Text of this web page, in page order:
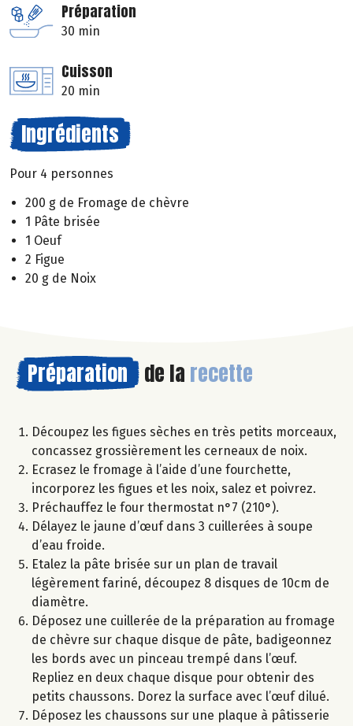
Préparation
30 min
Cuisson
20 min
Ingrédients
Pour 4 personnes
200 g de Fromage de chèvre
1 Pâte brisée
1 Oeuf
2 Figue
20 g de Noix
Préparation de la recette
Découpez les figues sèches en très petits morceaux,
concassez grossièrement les cerneaux de noix.
Ecrasez le fromage à l’aide d’une fourchette,
incorporez les figues et les noix, salez et poivrez.
Préchauffez le four thermostat n°7 (210°).
Délayez le jaune d’œuf dans 3 cuillerées à soupe
d’eau froide.
Etalez la pâte brisée sur un plan de travail
légèrement fariné, découpez 8 disques de 10cm de
diamètre.
Déposez une cuillerée de la préparation au fromage
de chèvre sur chaque disque de pâte, badigeonnez
les bords avec un pinceau trempé dans l’œuf.
Repliez en deux chaque disque pour obtenir des
petits chaussons. Dorez la surface avec l’œuf dilué.
Déposez les chaussons sur une plaque à pâtisserie